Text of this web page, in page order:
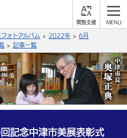
支
背景色
青 白
字の大きさ
標準 縮小
YouTube
ォトアルバム 2022年
6月
記事一覧
記念中津市美展表彰式